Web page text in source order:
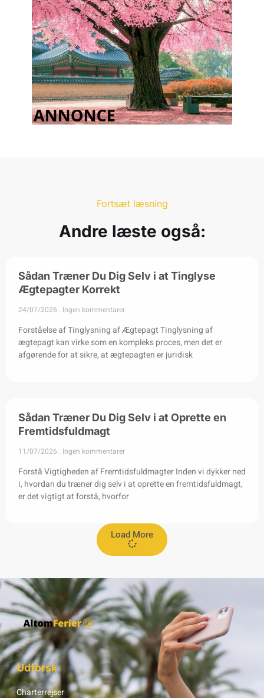
Fortsæt læsning
Andre læste også:
Sådan Træner Du Dig Selv i at Tinglyse
Ægtepagter Korrekt
24/07/2026 Ingen kommentarer
Forståelse af Tinglysning af Ægtepagt Tinglysning af
ægtepagt kan virke som en kompleks proces, men det er
afgørende for at sikre, at ægtepagten er juridisk
Sådan Træner Du Dig Selv i at Oprette en
Fremtidsfuldmagt
11/07/2026 Ingen kommentarer
Forstå Vigtigheden af Fremtidsfuldmagter Inden vi dykker ned
i, hvordan du træner dig selv i at oprette en fremtidsfuldmagt,
er det vigtigt at forstå, hvorfor
Load More
Udforsk
Charterrejser